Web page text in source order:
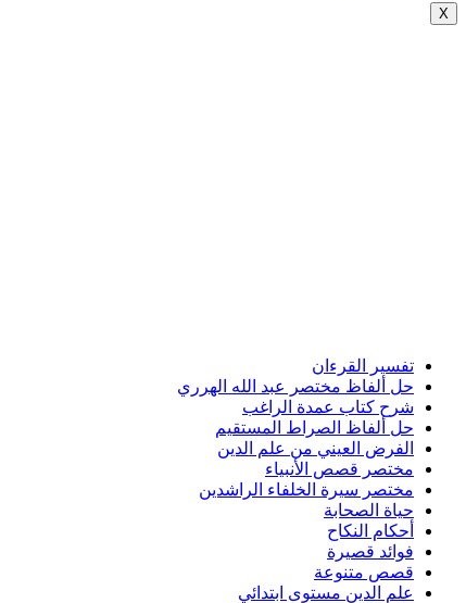
X
تفسير القرءان
حل ألفاظ مختصر عبد الله الهرري
شرح كتاب عمدة الراغب
حل ألفاظ الصراط المستقيم
الفرض العيني من علم الدين
مختصر قصص الأنبياء
مختصر سيرة الخلفاء الراشدين
حياة الصحابة
أحكام النكاح
فوائد قصيرة
قصص متنوعة
علم الدين مستوى ابتدائي